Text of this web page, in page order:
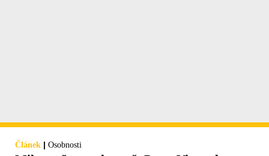
Článek | Osobnosti